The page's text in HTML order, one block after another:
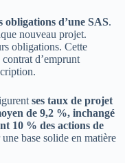
obligations d’une SAS.
nouveau projet.
obligations. Cette
d’emprunt
ses taux de projet
de 9,2 %, inchangé
10 % des actions de
base solide en matière